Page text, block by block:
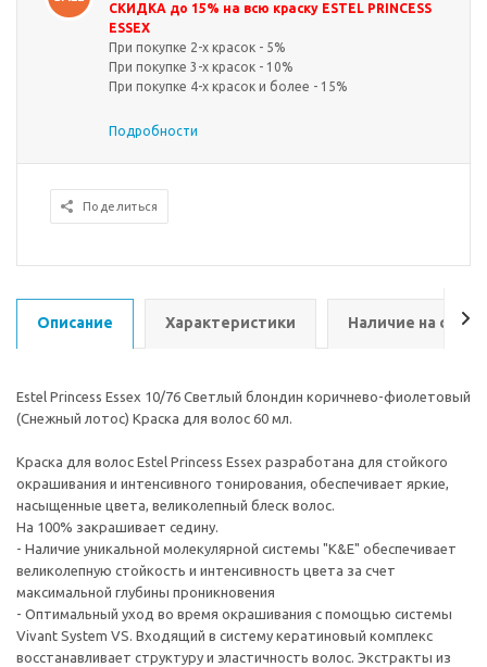
СКИДКА до 15% на всю краску ESTEL PRINCESS
ESSEX
При покупке 2-х красок - 5%
При покупке 3-х красок - 10%
При покупке 4-х красок и более - 15%
Подробности
Поделиться
Описание Характеристики Наличие на
Estel Princess Essex 10/76 Светлый блондин коричнево-фиолетовый
(Снежный лотос) Краска для волос 60 мл.
Краска для волос Estel Princess Essex разработана для стойкого
окрашивания и интенсивного тонирования, обеспечивает яркие,
насыщенные цвета, великолепный блеск волос.
На 100% закрашивает седину.
- Наличие уникальной молекулярной системы "K&E" обеспечивает
великолепную стойкость и интенсивность цвета за счет
максимальной глубины проникновения
- Оптимальный уход во время окрашивания с помощью системы
Vivant System VS. Входящий в систему кератиновый комплекс
восстанавливает структуру и эластичность волос. Экстракты из